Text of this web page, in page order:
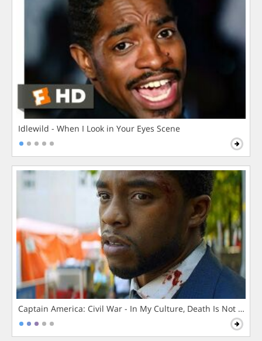
Idlewild - When I Look in Your Eyes Scene
Captain America: Civil War - In My Culture, Death Is Not The